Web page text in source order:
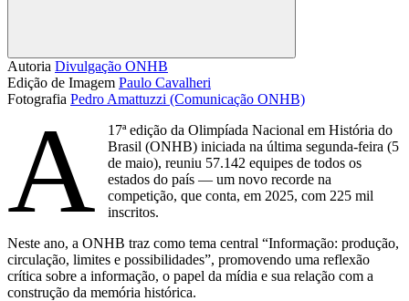
Compartilhar
Autoria Divulgação ONHB
Edição de Imagem Paulo Cavalheri
Fotografia Pedro Amattuzzi (Comunicação ONHB)
A
17ª edição da Olimpíada Nacional em História do
Brasil (ONHB) iniciada na última segunda-feira (5
de maio), reuniu 57.142 equipes de todos os
estados do país — um novo recorde na
competição, que conta, em 2025, com 225 mil
inscritos.
Neste ano, a ONHB traz como tema central “Informação: produção,
circulação, limites e possibilidades”, promovendo uma reflexão
crítica sobre a informação, o papel da mídia e sua relação com a
construção da memória histórica.